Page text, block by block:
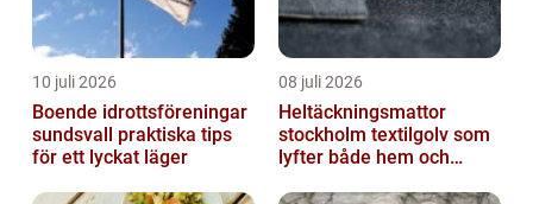
10 juli 2026
Boende idrottsföreningar
sundsvall praktiska tips
för ett lyckat läger
08 juli 2026
Heltäckningsmattor
stockholm textilgolv som
lyfter både hem och